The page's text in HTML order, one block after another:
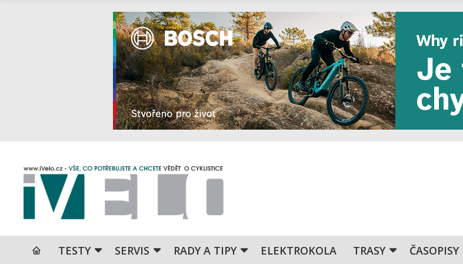
TESTY SERVIS RADY A TIPY ELEKTROKOLA TRASY ČASOPISY